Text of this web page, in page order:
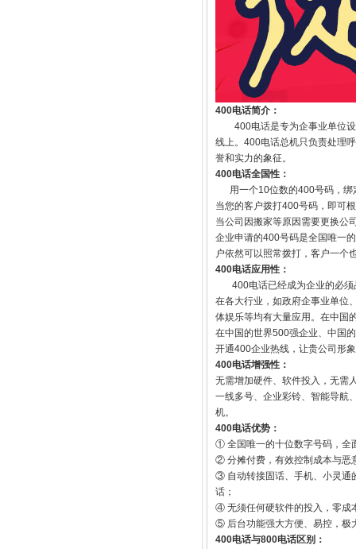
400电话简介：
400电话是专为企事业单位设
线上。400电话总机只负责处理
誉和实力的象征。
400电话全国性：
用一个10位数的400号码，绑
当您的客户拨打400号码，即可
当公司因搬家等原因需要更换公
企业申请的400号码是全国唯一
户依然可以照常拨打，客户一个
400电话应用性：
400电话已经成为企业的必须
在各大行业，如政府企事业单位
体娱乐等均有大量应用。在中国
在中国的世界500强企业、中国
开通400企业热线，让贵公司形
400电话增强性：
无需增加硬件、软件投入，无需
一线多号、企业彩铃、智能导航
机。
400电话优势：
① 全国唯一的十位数字号码，全
② 分摊付费，有效控制成本与恶
③ 自动转接固话、手机、小灵通
话；
④ 无须任何硬软件的投入，零成
⑤ 后台功能强大方便、易控，极
400电话与800电话区别：